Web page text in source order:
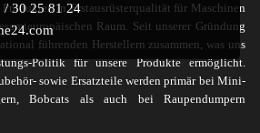
/ 30 25 81 24in Erstausrüsterqualität für Maschinen
Raum. Seit unserer Gründung
führenden Herstellern zusammen, was uns
Politik für unsere Produkte ermöglicht.
sowie Ersatzteile werden primär bei Mini-
Bobcats als auch bei Raupendumpern